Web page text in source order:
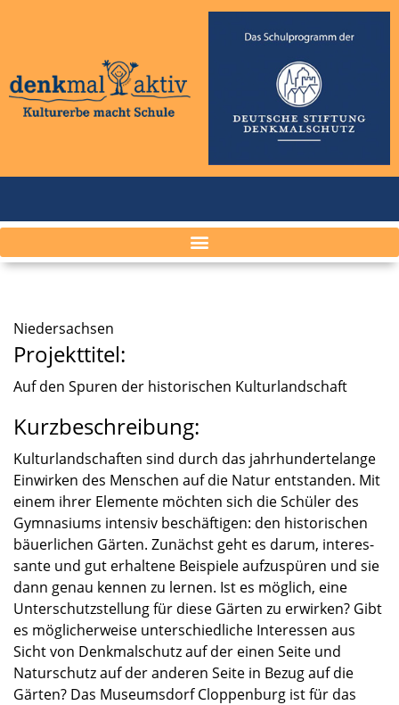
Nieder­sach­sen
Projekttitel:
Auf den Spuren der histo­ri­schen Kultur­land­schaft
Kurzbeschreibung:
Kultur­land­schaf­ten sind durch das jahrhun­der­te­lange
Einwir­ken des Menschen auf die Natur entstan­den. Mit
einem ihrer Elemente möchten sich die Schüler des
Gymna­si­ums inten­siv beschäf­ti­gen: den histo­ri­schen
bäuer­li­chen Gärten. Zunächst geht es darum, inter­es­
sante und gut erhal­tene Beispiele aufzu­spü­ren und sie
dann genau kennen zu lernen. Ist es möglich, eine
Unter­schutz­stel­lung für diese Gärten zu erwir­ken? Gibt
es mögli­cher­weise unter­schied­li­che Inter­es­sen aus
Sicht von Denkmal­schutz auf der einen Seite und
Natur­schutz auf der anderen Seite in Bezug auf die
Gärten? Das Museums­dorf Cloppen­burg ist für das